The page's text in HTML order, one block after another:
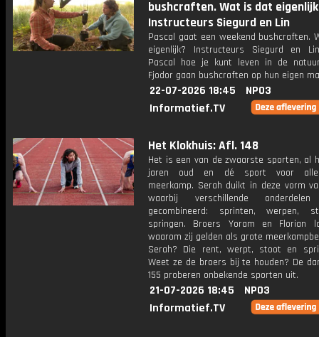
bushcraften. Wat is dat
Instructeurs Siegurd en Lin
Pascal gaat een weekend bushcraften.
eigenlijk? Instructeurs Siegurd en
Pascal hoe je kunt leven in de
Fjodor gaan bushcraften op hun eigen
22-07-2026 18:45
NPO3
Informatief.TV
Het Klokhuis: Afl. 148
Het is een van de zwaarste sporten, al
jaren oud en dé sport voor
meerkamp. Serah duikt in deze vorm
waarbij verschillende
gecombineerd: sprinten, werpen,
springen. Broers Yoram en Florian
waarom zij gelden als grote
Serah? Die rent, werpt, stoot en
Weet ze de broers bij te houden? De
155 proberen onbekende sporten uit.
21-07-2026 18:45
NPO3
Informatief.TV